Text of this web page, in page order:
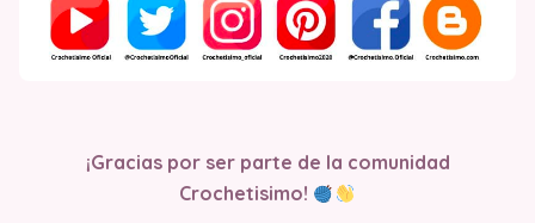
¡Gracias por ser parte de la comunidad
Crochetisimo!